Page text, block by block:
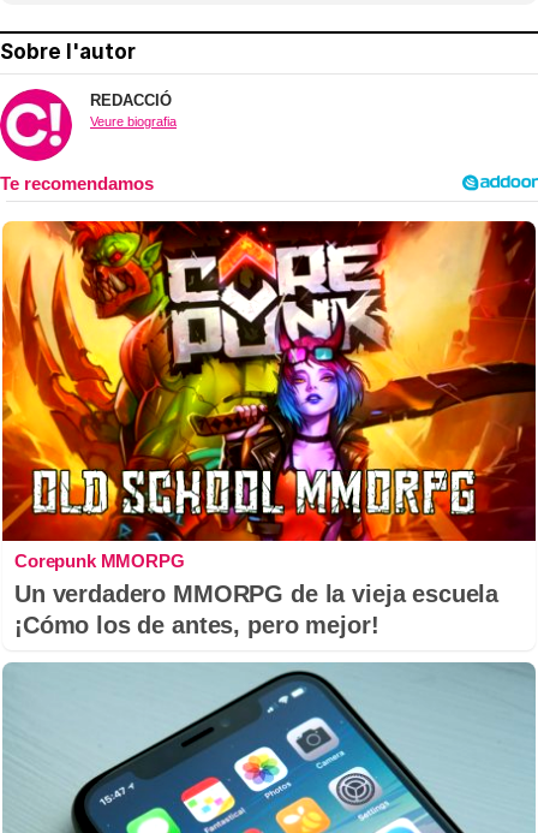
Sobre l'autor
REDACCIÓ
Veure biografia
Corepunk MMORPG
Un verdadero MMORPG de la vieja escuela
¡Cómo los de antes, pero mejor!